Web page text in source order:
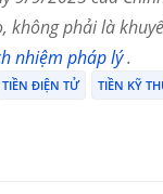
phải là
nhiệm pháp lý.
TIỀN ĐIỆN TỬ TIỀN KỸ